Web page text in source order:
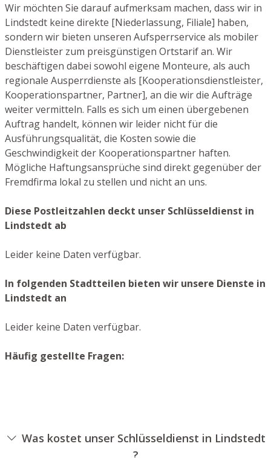
Wir möchten Sie darauf aufmerksam machen, dass wir in
Lindstedt keine direkte [Niederlassung, Filiale] haben,
sondern wir bieten unseren Aufsperrservice als mobiler
Dienstleister zum preisgünstigen Ortstarif an. Wir
beschäftigen dabei sowohl eigene Monteure, als auch
regionale Ausperrdienste als [Kooperationsdienstleister,
Kooperationspartner, Partner], an die wir die Aufträge
weiter vermitteln. Falls es sich um einen übergebenen
Auftrag handelt, können wir leider nicht für die
Ausführungsqualität, die Kosten sowie die
Geschwindigkeit der Kooperationspartner haften.
Mögliche Haftungsansprüche sind direkt gegenüber der
Fremdfirma lokal zu stellen und nicht an uns.
Diese Postleitzahlen deckt unser Schlüsseldienst in
Lindstedt ab
Leider keine Daten verfügbar.
In folgenden Stadtteilen bieten wir unsere Dienste in
Lindstedt an
Leider keine Daten verfügbar.
Häufig gestellte Fragen:
Was kostet unser Schlüsseldienst in Lindstedt
?